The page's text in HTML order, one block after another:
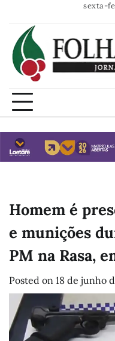
content
sexta-
Homem é
e munições
PM na Rasa,
Posted on 18 de junho